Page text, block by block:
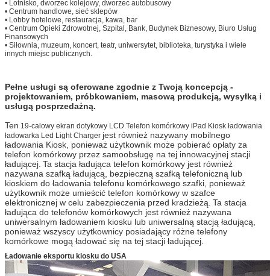
Zostaw wiadomość
Oddzwonimy wkrótce!
Zatwierdź
• Lotnisko, dworzec kolejowy, dworzec autobusowy
• Centrum handlowe, sieć sklepów
• Lobby hotelowe, restauracja, kawa, bar
• Centrum Opieki Zdrowotnej, Szpital, Bank, Budynek Biznesowy, Biuro Usług
Finansowych
• Siłownia, muzeum, koncert, teatr, uniwersytet, biblioteka, turystyka i wiele
innych miejsc publicznych.
Pełne usługi są oferowane zgodnie z Twoją koncepcją -
projektowaniem, próbkowaniem, masową produkcją, wysyłką i
usługą posprzedażną.
Ten 19-calowy ekran dotykowy LCD Telefon komórkowy iPad Kiosk ładowania
ładowarka Led Light Charger jest również nazywany mobilnego
ładowania Kiosk, ponieważ użytkownik może pobierać opłaty za
telefon komórkowy przez samoobsługę na tej innowacyjnej stacji
ładującej. Ta stacja ładująca telefon komórkowy jest również
nazywana szafką ładującą, bezpieczną szafką telefoniczną lub
kioskiem do ładowania telefonu komórkowego szafki, ponieważ
użytkownik może umieścić telefon komórkowy w szafce
elektronicznej w celu zabezpieczenia przed kradzieżą. Ta stacja
ładująca do telefonów komórkowych jest również nazywana
uniwersalnym ładowaniem kiosku lub uniwersalną stacją ładującą,
ponieważ wszyscy użytkownicy posiadający różne telefony
komórkowe mogą ładować się na tej stacji ładującej.
Ładowanie eksportu kiosku do USA